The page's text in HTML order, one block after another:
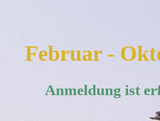
Februar -
Anmeldung ist